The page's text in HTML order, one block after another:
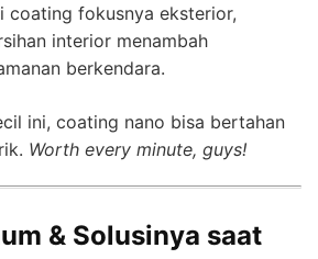
coating fokusnya eksterior,
interior menambah
berkendara.
ini, coating nano bisa bertahan
Worth every minute, guys!
& Solusinya saat